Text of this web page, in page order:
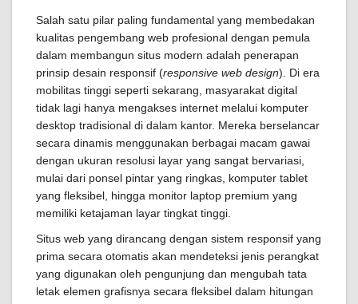
Salah satu pilar paling fundamental yang membedakan
kualitas pengembang web profesional dengan pemula
dalam membangun situs modern adalah penerapan
prinsip desain responsif (responsive web design). Di era
mobilitas tinggi seperti sekarang, masyarakat digital
tidak lagi hanya mengakses internet melalui komputer
desktop tradisional di dalam kantor. Mereka berselancar
secara dinamis menggunakan berbagai macam gawai
dengan ukuran resolusi layar yang sangat bervariasi,
mulai dari ponsel pintar yang ringkas, komputer tablet
yang fleksibel, hingga monitor laptop premium yang
memiliki ketajaman layar tingkat tinggi.
Situs web yang dirancang dengan sistem responsif yang
prima secara otomatis akan mendeteksi jenis perangkat
yang digunakan oleh pengunjung dan mengubah tata
letak elemen grafisnya secara fleksibel dalam hitungan